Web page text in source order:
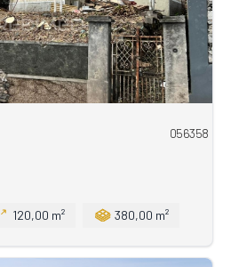
056358
120,00 m² 380,00 m²